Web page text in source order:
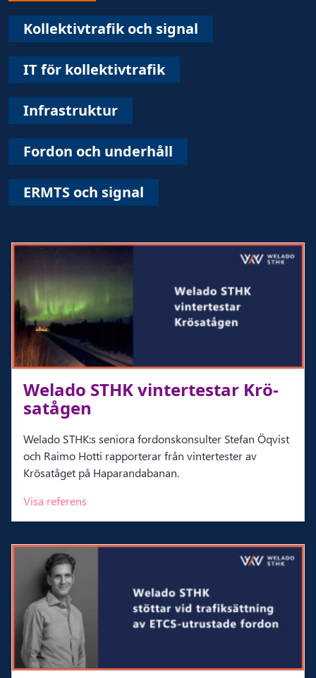
Kollektivtrafik och signal
IT för kollektivtrafik
Infrastruktur
Fordon och underhåll
ERMTS och signal
Wela­do STHK vin­ter­tes­tar Krö­
sa­tå­gen
Welado STHK:s seniora fordonskonsulter Stefan Öqvist
och Raimo Hotti rapporterar från vintertester av
Krösatåget på Haparandabanan.
Visa referens